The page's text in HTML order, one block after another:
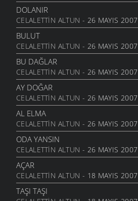
DOLANIR
CELALETTIN ALTUN - 26 MAYIS 2007
BULUT
CELALETTIN ALTUN - 26 MAYIS 2007
BU DAĞLAR
CELALETTIN ALTUN - 26 MAYIS 2007
AY DOĞAR
CELALETTIN ALTUN - 26 MAYIS 2007
AL ELMA
CELALETTIN ALTUN - 26 MAYIS 2007
ODA YANSIN
CELALETTIN ALTUN - 26 MAYIS 2007
AÇAR
CELALETTIN ALTUN - 18 MAYIS 2007
TAŞI TAŞI